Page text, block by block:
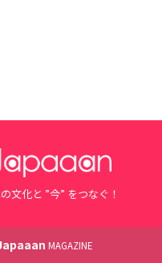
文化と ”今” をつなぐ！
MAGAZINE